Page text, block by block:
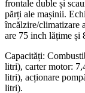
frontale duble și
părți ale mașinii.
încălzire/climatizare
are 75 inch lățime și
Capacități:
litri), carter motor:
litri), acționare
litri).